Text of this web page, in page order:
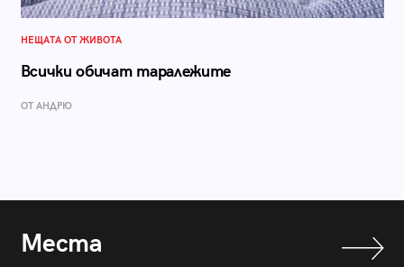
НЕЩАТА ОТ ЖИВОТА
Всички обичат таралежите
ОТ АНДРЮ
Места